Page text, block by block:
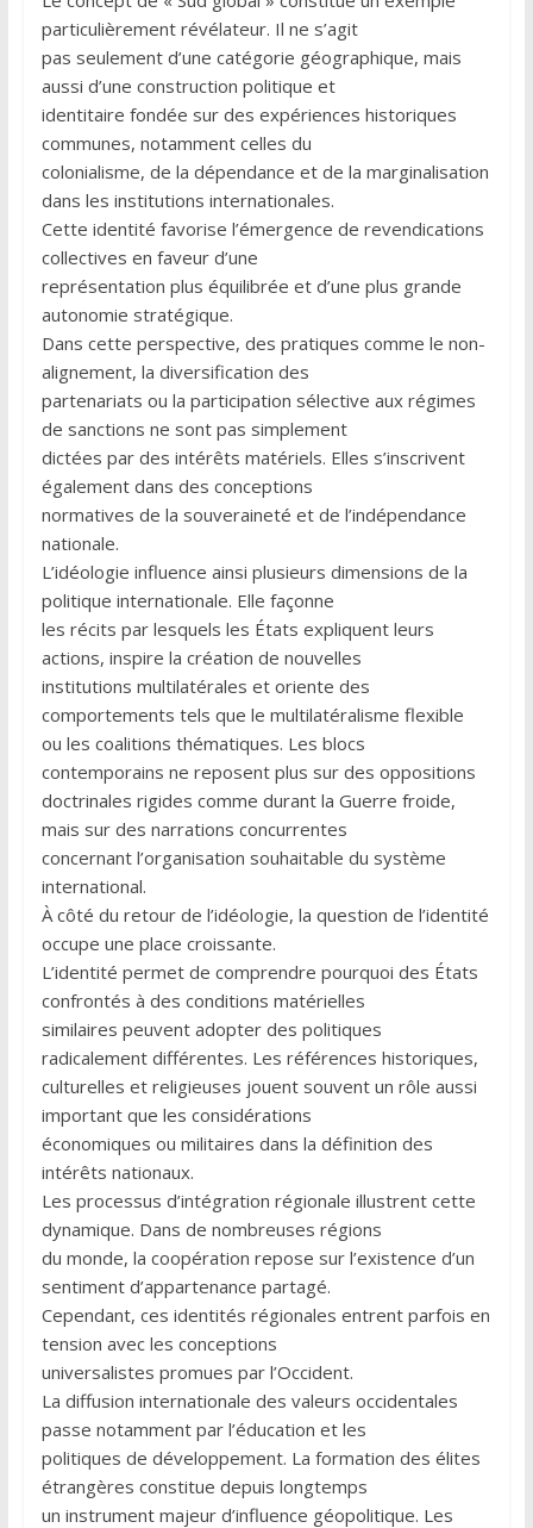
particulièrement révélateur. Il ne s’agit
pas seulement d’une catégorie géographique, mais
aussi d’une construction politique et
identitaire fondée sur des expériences historiques
communes, notamment celles du
colonialisme, de la dépendance et de la marginalisation
dans les institutions internationales.
Cette identité favorise l’émergence de revendications
collectives en faveur d’une
représentation plus équilibrée et d’une plus grande
autonomie stratégique.
Dans cette perspective, des pratiques comme le non-
alignement, la diversification des
partenariats ou la participation sélective aux régimes
de sanctions ne sont pas simplement
dictées par des intérêts matériels. Elles s’inscrivent
également dans des conceptions
normatives de la souveraineté et de l’indépendance
nationale.
L’idéologie influence ainsi plusieurs dimensions de la
politique internationale. Elle façonne
les récits par lesquels les États expliquent leurs
actions, inspire la création de nouvelles
institutions multilatérales et oriente des
comportements tels que le multilatéralisme flexible
ou les coalitions thématiques. Les blocs
contemporains ne reposent plus sur des oppositions
doctrinales rigides comme durant la Guerre froide,
mais sur des narrations concurrentes
concernant l’organisation souhaitable du système
international.
À côté du retour de l’idéologie, la question de l’identité
occupe une place croissante.
L’identité permet de comprendre pourquoi des États
confrontés à des conditions matérielles
similaires peuvent adopter des politiques
radicalement différentes. Les références historiques,
culturelles et religieuses jouent souvent un rôle aussi
important que les considérations
économiques ou militaires dans la définition des
intérêts nationaux.
Les processus d’intégration régionale illustrent cette
dynamique. Dans de nombreuses régions
du monde, la coopération repose sur l’existence d’un
sentiment d’appartenance partagé.
Cependant, ces identités régionales entrent parfois en
tension avec les conceptions
universalistes promues par l’Occident.
La diffusion internationale des valeurs occidentales
passe notamment par l’éducation et les
politiques de développement. La formation des élites
étrangères constitue depuis longtemps
un instrument majeur d’influence géopolitique. Les